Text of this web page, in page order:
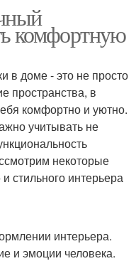
комфортную
в доме - это не просто
пространства, в
комфортно и уютно.
учитывать не
некоторые
стильного интерьера
интерьера.
и эмоции человека.